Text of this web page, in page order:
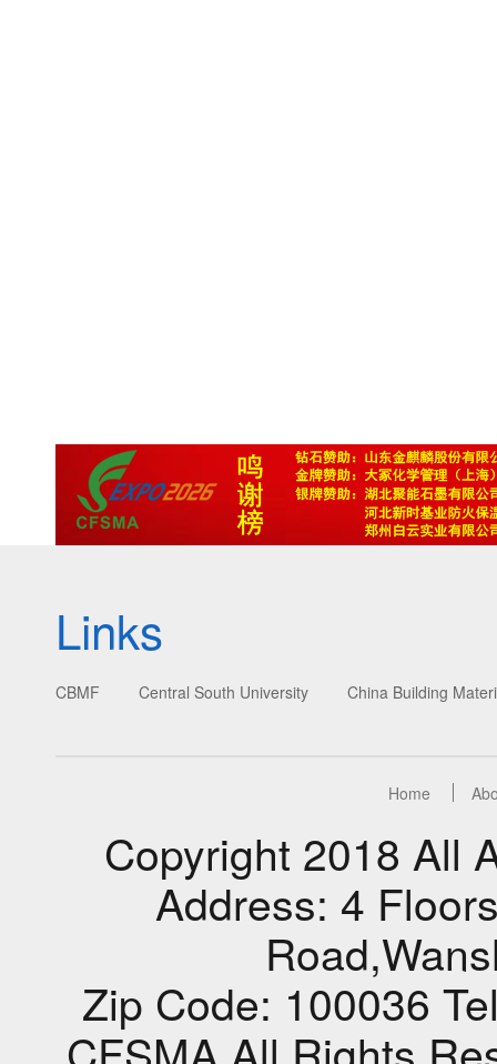
Links
CBMF Central South University China Building
Home
Copyright 2018 All
Address: 4
Zip Code: 100036